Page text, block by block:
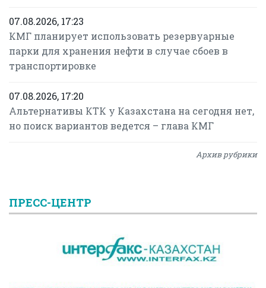
07.08.2026, 17:23
КМГ планирует использовать резервуарные
парки для хранения нефти в случае сбоев в
транспортировке
07.08.2026, 17:20
Альтернативы КТК у Казахстана на сегодня нет,
но поиск вариантов ведется – глава КМГ
Архив рубрики
ПРЕСС-ЦЕНТР